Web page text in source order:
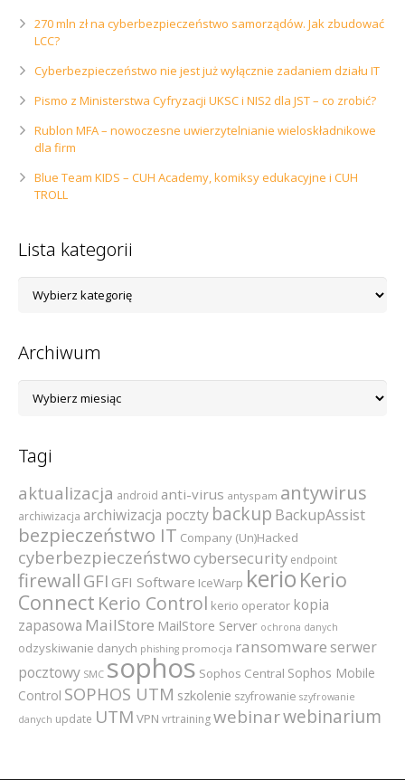
270 mln zł na cyberbezpieczeństwo samorządów. Jak zbudować
LCC?
Cyberbezpieczeństwo nie jest już wyłącznie zadaniem działu IT
Pismo z Ministerstwa Cyfryzacji UKSC i NIS2 dla JST – co zrobić?
Rublon MFA – nowoczesne uwierzytelnianie wieloskładnikowe
dla firm
Blue Team KIDS – CUH Academy, komiksy edukacyjne i CUH
TROLL
Lista kategorii
kategorii
Archiwum
Tagi
aktualizacja android anti-virus antyspam antywirus
archiwizacja archiwizacja poczty backup BackupAssist
bezpieczeństwo IT Company (Un)Hacked
cyberbezpieczeństwocybersecurity endpoint
firewall GFI GFI Software IceWarp kerio Kerio
Connect Kerio Control kerio operator kopia
zapasowa MailStore MailStore Server ochrona danych
odzyskiwanie danych phishing promocja ransomware serwer
pocztowy SMC sophos Sophos Central Sophos Mobile
Control SOPHOS UTM szkolenie szyfrowanie szyfrowanie
danych update UTM VPN vrtrainingwebinarwebinarium